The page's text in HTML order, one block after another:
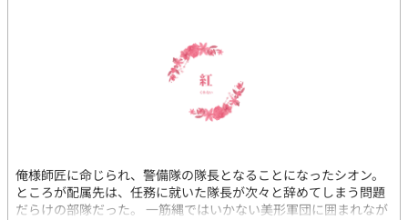
俺様師匠に命じられ、警備隊の隊長となることになったシオン。
ところが配属先は、任務に就いた隊長が次々と辞めてしまう問題
だらけの部隊だった。 一筋縄ではいかない美形軍団に囲まれなが